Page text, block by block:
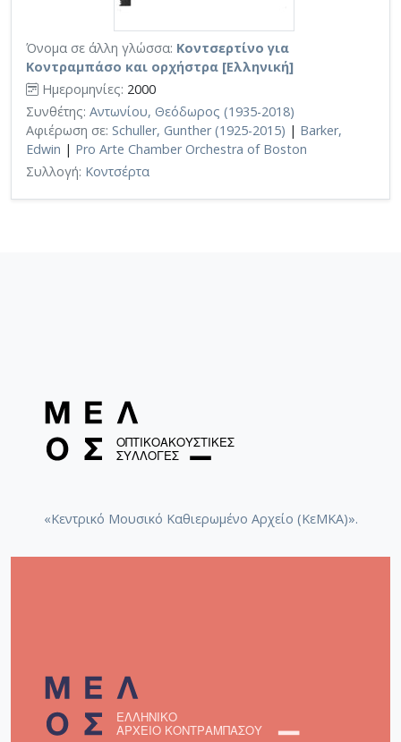
Όνομα σε άλλη γλώσσα: Κοντσερτίνο για
Κοντραμπάσο και ορχήστρα [Ελληνική]
Ημερομηνίες: 2000
Συνθέτης: Αντωνίου, Θεόδωρος (1935-2018)
Αφιέρωση σε: Schuller, Gunther (1925-2015) | Barker,
Edwin | Pro Arte Chamber Orchestra of Boston
Συλλογή: Κοντσέρτα
«Κεντρικό Μουσικό Καθιερωμένο Αρχείο (ΚεΜΚΑ)».